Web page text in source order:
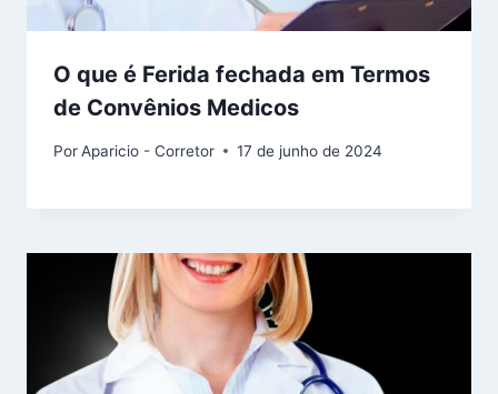
O que é Ferida fechada em Termos
de Convênios Medicos
PorAparicio - Corretor 17 de junho de 2024